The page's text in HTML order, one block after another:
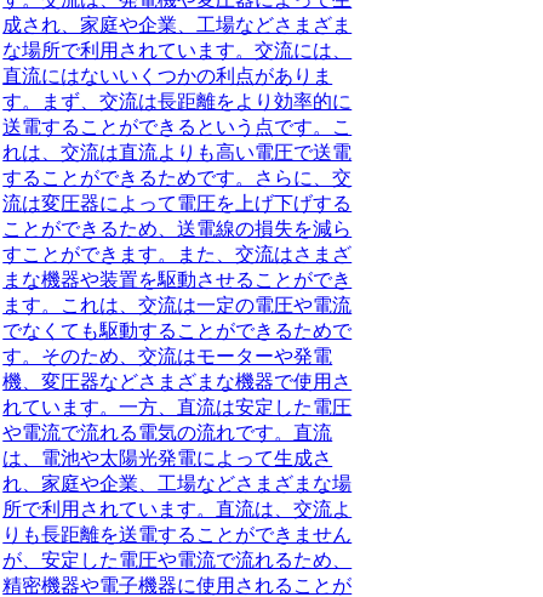
成され、家庭や企業、工場などさまざま
な場所で利用されています。交流には、
直流にはないいくつかの利点がありま
す。まず、交流は長距離をより効率的に
送電することができるという点です。こ
れは、交流は直流よりも高い電圧で送電
することができるためです。さらに、交
流は変圧器によって電圧を上げ下げする
ことができるため、送電線の損失を減ら
すことができます。また、交流はさまざ
まな機器や装置を駆動させることができ
ます。これは、交流は一定の電圧や電流
でなくても駆動することができるためで
す。そのため、交流はモーターや発電
機、変圧器などさまざまな機器で使用さ
れています。一方、直流は安定した電圧
や電流で流れる電気の流れです。直流
は、電池や太陽光発電によって生成さ
れ、家庭や企業、工場などさまざまな場
所で利用されています。直流は、交流よ
りも長距離を送電することができません
が、安定した電圧や電流で流れるため、
精密機器や電子機器に使用されることが